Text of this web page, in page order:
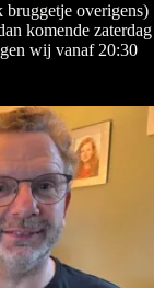
bruggetje overigens)
komende zaterdag
wij vanaf 20:30